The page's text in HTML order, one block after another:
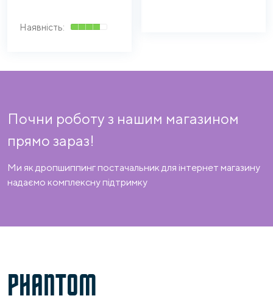
Почни роботу з нашим магазином
прямо зараз!
Ми як дропшиппинг постачальник для інтернет магазину
надаємо комплексну підтримку
PHANTOM